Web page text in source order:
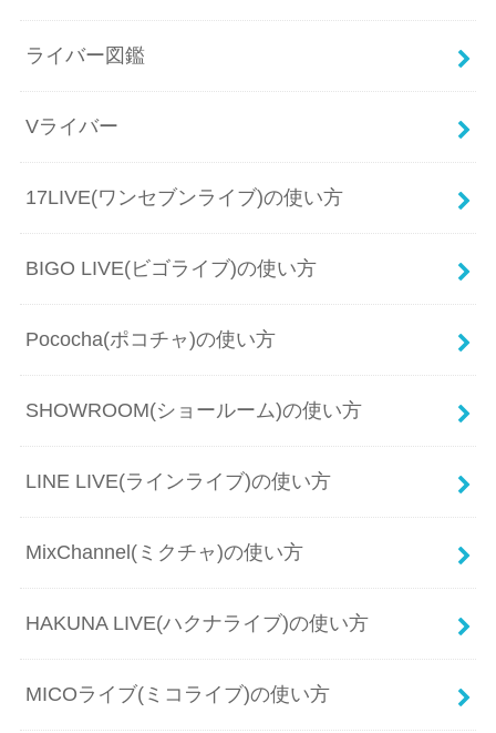
ライバー図鑑
Vライバー
17LIVE(ワンセブンライブ)の使い方
BIGO LIVE(ビゴライブ)の使い方
Pococha(ポコチャ)の使い方
SHOWROOM(ショールーム)の使い方
LINE LIVE(ラインライブ)の使い方
MixChannel(ミクチャ)の使い方
HAKUNA LIVE(ハクナライブ)の使い方
MICOライブ(ミコライブ)の使い方